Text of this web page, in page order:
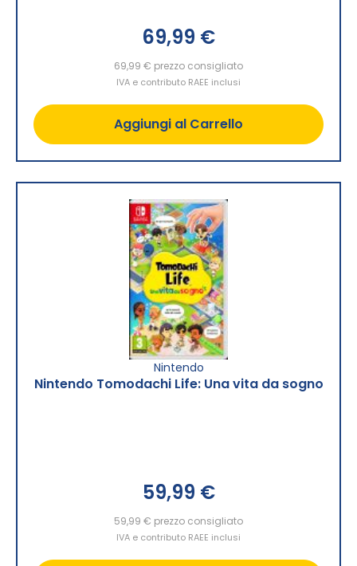
69,99 €
69,99 € prezzo consigliato
IVA e contributo RAEE inclusi
Aggiungi al Carrello
Nintendo
Nintendo Tomodachi Life: Una vita da sogno
59,99 €
59,99 € prezzo consigliato
IVA e contributo RAEE inclusi